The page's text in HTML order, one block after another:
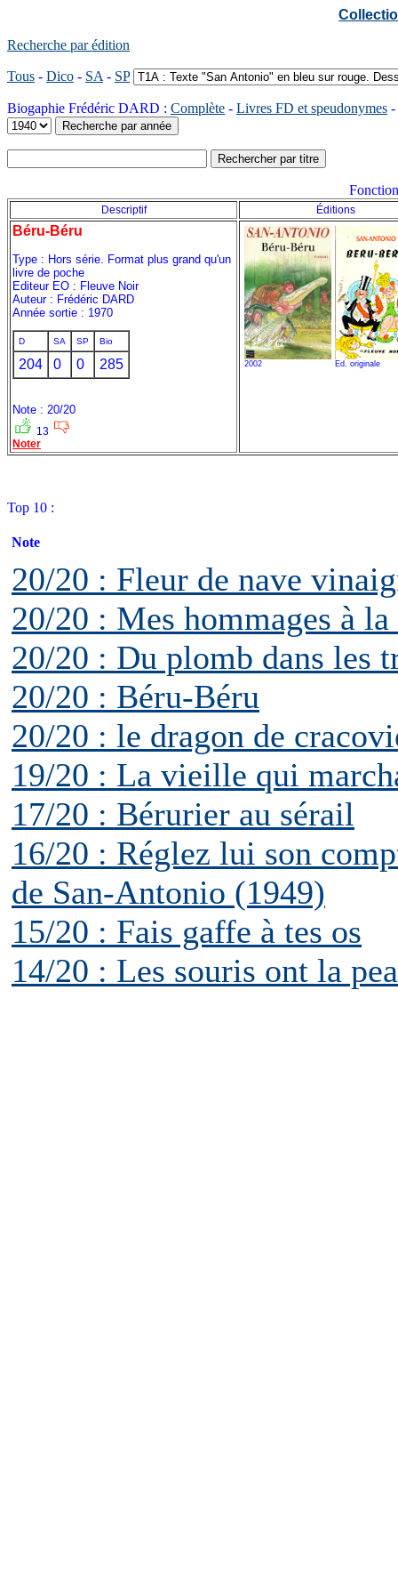
Recherche par édition
Tous - Dico - SA - SP
Biogaphie Frédéric DARD : Complète - Livres FD et speudonymes -
Descriptif Éditions
Béru-Béru
Type : Hors série. Format plus grand qu'un
livre de poche
Editeur EO : Fleuve Noir
Auteur : Frédéric DARD
Année sortie : 1970
D SA SP Bio
204 0 0 285
Note : 20/20
13
Noter
2002 Ed. originale
Top 10 :
Note
20/20 : Fleur de nave
20/20 : Mes hommages à
20/20 : Du plomb dans les
20/20 : Béru-Béru
20/20 : le dragon de
19/20 : La vieille qui
17/20 : Bérurier au sérail
16/20 : Réglez lui son
de San-Antonio (1949)
15/20 : Fais gaffe à tes os
14/20 : Les souris ont la